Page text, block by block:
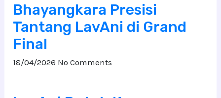
Bhayangkara Presisi
Tantang LavAni di Grand
Final
18/04/2026 No Comments